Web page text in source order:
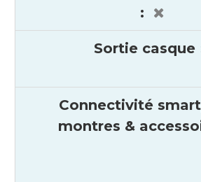
:
Sortie casque
Connectivité
montres &